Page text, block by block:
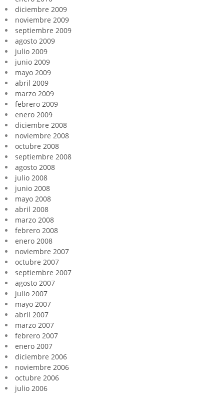
diciembre 2009
noviembre 2009
septiembre 2009
agosto 2009
julio 2009
junio 2009
mayo 2009
abril 2009
marzo 2009
febrero 2009
enero 2009
diciembre 2008
noviembre 2008
octubre 2008
septiembre 2008
agosto 2008
julio 2008
junio 2008
mayo 2008
abril 2008
marzo 2008
febrero 2008
enero 2008
noviembre 2007
octubre 2007
septiembre 2007
agosto 2007
julio 2007
mayo 2007
abril 2007
marzo 2007
febrero 2007
enero 2007
diciembre 2006
noviembre 2006
octubre 2006
julio 2006